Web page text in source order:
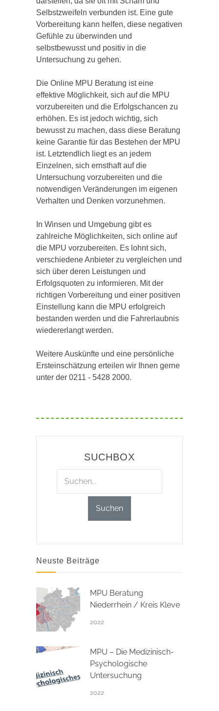
Selbstzweifeln verbunden ist. Eine gute
Vorbereitung kann helfen, diese negativen
Gefühle zu überwinden und
selbstbewusst und positiv in die
Untersuchung zu gehen.
Die Online MPU Beratung ist eine
effektive Möglichkeit, sich auf die MPU
vorzubereiten und die Erfolgschancen zu
erhöhen. Es ist jedoch wichtig, sich
bewusst zu machen, dass diese Beratung
keine Garantie für das Bestehen der MPU
ist. Letztendlich liegt es an jedem
Einzelnen, sich ernsthaft auf die
Untersuchung vorzubereiten und die
notwendigen Veränderungen im eigenen
Verhalten und Denken vorzunehmen.
In Winsen und Umgebung gibt es
zahlreiche Möglichkeiten, sich online auf
die MPU vorzubereiten. Es lohnt sich,
verschiedene Anbieter zu vergleichen und
sich über deren Leistungen und
Erfolgsquoten zu informieren. Mit der
richtigen Vorbereitung und einer positiven
Einstellung kann die MPU erfolgreich
bestanden werden und die Fahrerlaubnis
wiedererlangt werden.
Weitere Auskünfte und eine persönliche
Ersteinschätzung erteilen wir Ihnen gerne
unter der 0211 - 5428 2000.
SUCHBOX
Neuste Beiträge
MPU Beratung
Niederrhein / Kreis Kleve
2022
MPU – Die Medizinisch-
Psychologische
Untersuchung
2022